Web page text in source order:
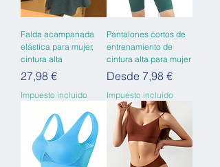
Falda acampanada
elástica para mujer,
cintura alta
Precio
27,98 €
Impuesto incluido
Pantalones cortos de
entrenamiento de
cintura alta para mujer
Desde 7,98 €
Precio de oferta
Impuesto incluido